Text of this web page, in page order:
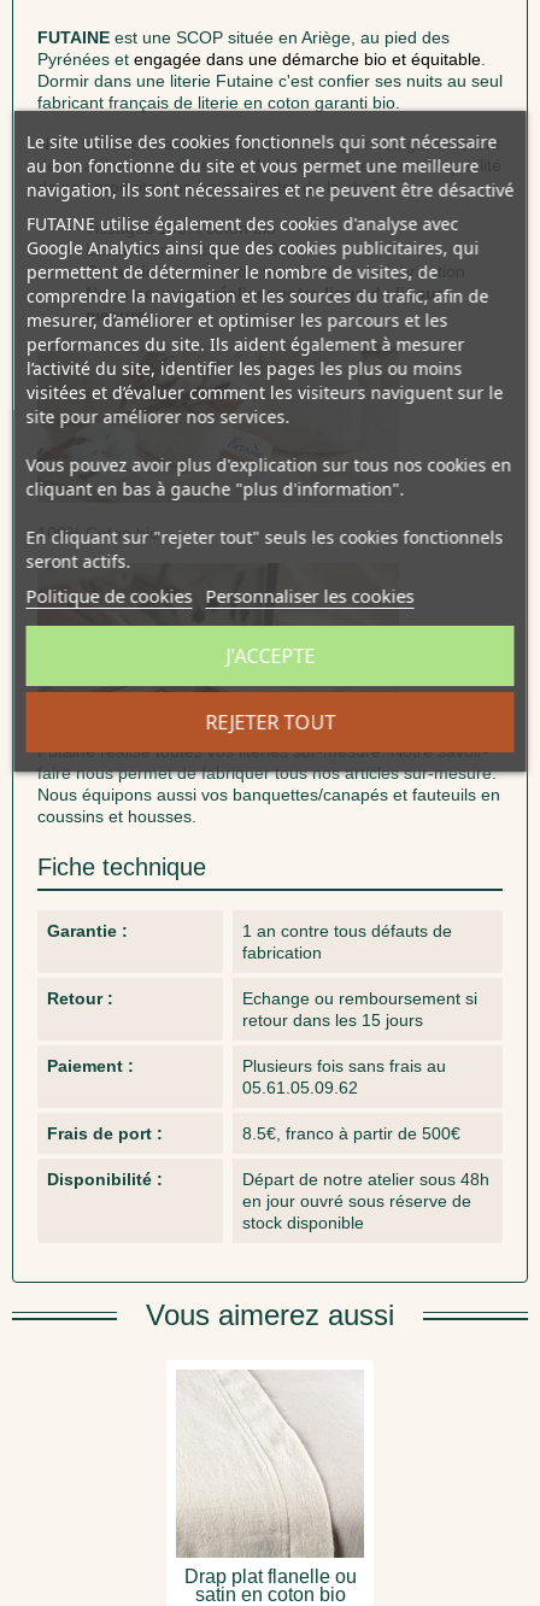
FUTAINE est une SCOP située en Ariège, au pied des
Pyrénées et engagée dans une démarche bio et équitable
Dormir dans une literie Futaine c'est confier ses nuits au seul
fabricant français de literie en coton garanti bio.
Nous travaillons avec des fournisseurs qui nous garantissent
des matières premières bio de façon à obtenir une traçabilité
de nos produits d’un bout à l’autre de la chaîne.
Tissages 100% coton bio
Lavable en machine à 40°c
Garantie 1 anscontre tous défauts de fabrication
Nous pouvons réaliser votre linge de lit sur-
mesure
100% Coton bio
Futaine réalise toutes vos literies sur-mesure. Notre savoir-
faire nous permet de fabriquer tous nos articles sur-mesure.
Nous équipons aussi vos banquettes/canapés et fauteuils en
coussins et housses.
Fiche technique
Garantie :
1 an contre tous défauts de
fabrication
Retour :
Echange ou remboursement si
retour dans les 15 jours
Paiement :
Plusieurs fois sans frais au
05.61.05.09.62
Frais de port : 8.5€, franco à partir de 500€
Disponibilité :
Départ de notre atelier sous 48h
en jour ouvré sous réserve de
stock disponible
Vous aimerez aussi
Drap plat flanelle ou
satin en coton bio
Le site utilise des cookies fonctionnels qui sont nécessaire
au bon fonctionne du site et vous permet une meilleure
navigation, ils sont nécessaires et ne peuvent être désactivé
FUTAINE utilise également des cookies d'analyse avec
Google Analytics ainsi que des cookies publicitaires, qui
permettent de déterminer le nombre de visites, de
comprendre la navigation et les sources du trafic, afin de
mesurer, d’améliorer et optimiser les parcours et les
performances du site. Ils aident également à mesurer
l’activité du site, identifier les pages les plus ou moins
visitées et d’évaluer comment les visiteurs naviguent sur le
site pour améliorer nos services.
Vous pouvez avoir plus d'explication sur tous nos cookies en
cliquant en bas à gauche "plus d'information".
En cliquant sur "rejeter tout" seuls les cookies fonctionnels
seront actifs.
Politique de cookies Personnaliser les cookies
REJETER TOUT
J'ACCEPTE